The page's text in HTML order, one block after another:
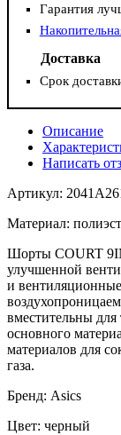
Гарантия
Доставка
Срок
Описание
Написать
Артикул:
Материал:
Шорты COURT
улучшенной
и
вместительны
основного
материалов для
газа.
Бренд: Asics
Цвет: черный